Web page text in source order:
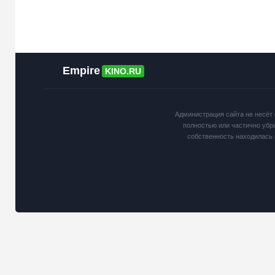
Empire KINO.RU
Администрация сайта не
полностью или частично
собственность